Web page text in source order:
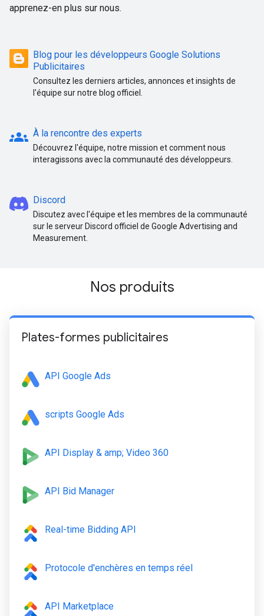
apprenez-en plus sur nous.
Blog pour les développeurs Google Solutions
Publicitaires
Consultez les derniers articles, annonces et insights de
l'équipe sur notre blog officiel.
groups À la rencontre des experts
Découvrez l'équipe, notre mission et comment nous
interagissons avec la communauté des développeurs.
Discord
Discutez avec l'équipe et les membres de la communauté
sur le serveur Discord officiel de Google Advertising and
Measurement.
Nos produits
Plates-formes publicitaires
API Google Ads
scripts Google Ads
API Display & amp; Video 360
API Bid Manager
Real-time Bidding API
Protocole d'enchères en temps réel
API Marketplace